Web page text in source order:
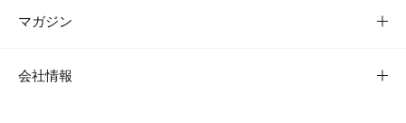
マガジン
会社情報